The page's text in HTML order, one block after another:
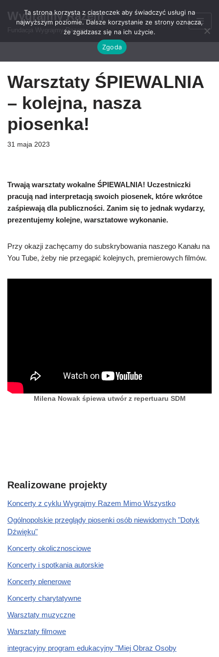
Przejdź
Wygrajmy Razem
Fundacja Wygrajmy Razem
Warsztaty ŚPIEWALNIA
– kolejna, nasza
piosenka!
31 maja 2023
Trwają warsztaty wokalne ŚPIEWALNIA! Uczestniczki
pracują nad interpretacją swoich piosenek, które wkrótce
zaśpiewają dla publiczności. Zanim się to jednak wydarzy,
prezentujemy kolejne, warsztatowe wykonanie.
Przy okazji zachęcamy do subskrybowania naszego Kanału na
You Tube, żeby nie przegapić kolejnych, premierowych filmów.
Milena Nowak śpiewa utwór z repertuaru SDM
Realizowane projekty
Koncerty z cyklu Wygrajmy Razem Mimo Wszystko
Ogólnopolskie przeglądy piosenki osób niewidomych "Dotyk
Dźwięku"
Koncerty okolicznosciowe
Koncerty i spotkania autorskie
Koncerty plenerowe
Koncerty charytatywne
Warsztaty muzyczne
Warsztaty filmowe
integracyjny program edukacyjny "Miej Obraz Osoby
Ta strona korzysta z ciasteczek aby świadczyć usługi na
najwyższym poziomie. Dalsze korzystanie ze strony oznacza,
że zgadzasz się na ich użycie.
Zgoda